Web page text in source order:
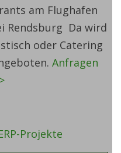
am Flughafen
Rendsburg Da wird
oder Catering
Anfragen
Projekte